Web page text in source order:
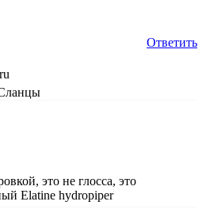
Ответить
это не глосса, это
Elatine hydropiper